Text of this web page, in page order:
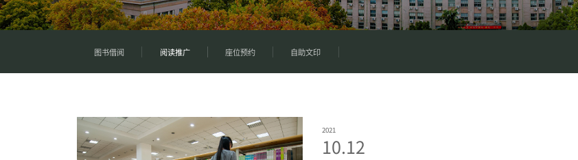
图书借阅 阅读推广 座位预约 自助文印
2021
10.12